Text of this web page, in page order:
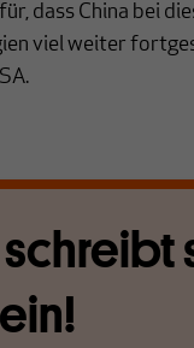
dass China bei
viel weiter